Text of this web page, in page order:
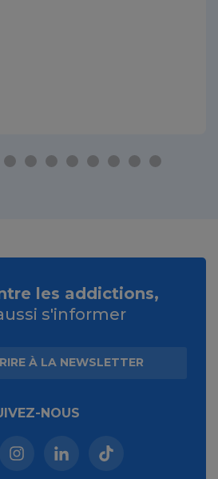
les addictions,
s'informer
À LA NEWSLETTER
NOUS
(nouvelle fenêtre)
Instagram (nouvelle fenêtre)
Linkedin (nouvelle
Tiktok (nouvelle